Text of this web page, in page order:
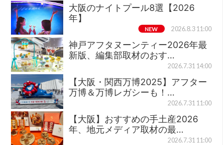
大阪のナイトプール8選【2026
年】
NEW 2026.8.3 11:00
神戸アフタヌーンティー2026年最
新版、編集部取材のおす…
2026.7.31 14:00
【大阪・関西万博2025】アフター
万博＆万博レガシーも！…
2026.7.31 11:00
【大阪】おすすめの手土産2026
年、地元メディア取材の最…
2026.7.31 11:00